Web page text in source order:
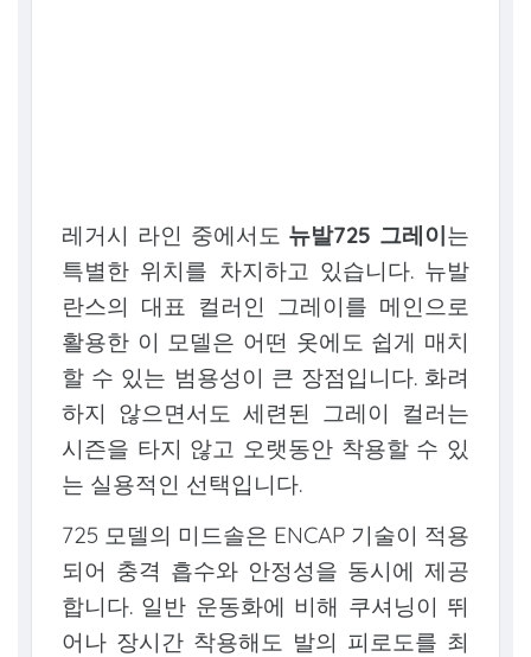
레거시 라인 중에서도 뉴발725 그레이는
특별한 위치를 차지하고 있습니다. 뉴발
란스의 대표 컬러인 그레이를 메인으로
활용한 이 모델은 어떤 옷에도 쉽게 매치
할 수 있는 범용성이 큰 장점입니다. 화려
하지 않으면서도 세련된 그레이 컬러는
시즌을 타지 않고 오랫동안 착용할 수 있
는 실용적인 선택입니다.
725 모델의 미드솔은 ENCAP 기술이 적용
되어 충격 흡수와 안정성을 동시에 제공
합니다. 일반 운동화에 비해 쿠셔닝이 뛰
어나 장시간 착용해도 발의 피로도를 최